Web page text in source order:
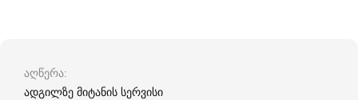
აღწერა
ადგილზე მიტანის სერვისი